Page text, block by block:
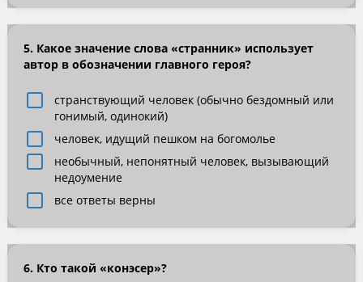
5. Какое значение слова «странник» использует
автор в обозначении главного героя?
странствующий человек (обычно бездомный или
гонимый, одинокий)
человек, идущий пешком на богомолье
необычный, непонятный человек, вызывающий
недоумение
все ответы верны
6. Кто такой «конэсер»?